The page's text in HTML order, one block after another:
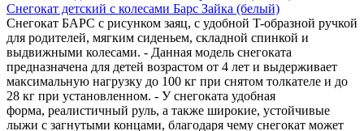
Снегокат детский с колесами Барс Зайка (белый)
Снегокат БАРС с рисунком заяц, с удобной T-образной ручкой
для родителей, мягким сиденьем, складной спинкой и
выдвижными колесами. - Данная модель снегоката
предназначена для детей возрастом от 4 лет и выдерживает
максимальную нагрузку до 100 кг при снятом толкателе и до
28 кг при установленном. - У снегоката удобная
форма, реалистичный руль, а также широкие, устойчивые
лыжи с загнутыми концами, благодаря чему снегокат может